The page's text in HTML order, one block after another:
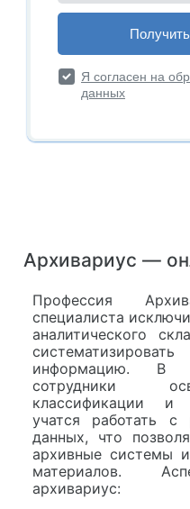
Архивариус —
Профессия
специалиста
аналитического
информацию. В
сотрудники
классификации и
учатся работать с
данных, что
архивные системы
материалов.
архивариус: